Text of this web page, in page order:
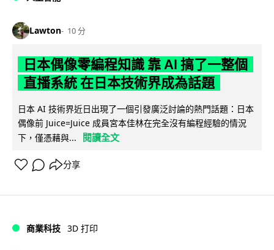
Lawton 10 分
日本偶像零編程知識 靠 AI 搞了一整個
直播系統 在日本技術界成為話題
日本 AI 技術界近日出現了一個引發廣泛討論的熱門話題：日本
偶像前 Juice=Juice 成員宮本佳林在完全沒有編程經驗的情況
下，僅憑藉與...
閱讀全文
分享
商業科技 3D 打印